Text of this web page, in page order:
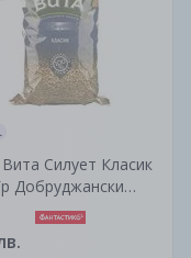
Силует Класик
Добруджански